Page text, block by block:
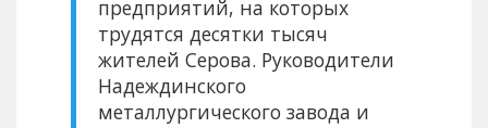
предприятий, на которых
трудятся десятки тысяч
жителей Серова. Руководители
Надеждинского
металлургического завода и